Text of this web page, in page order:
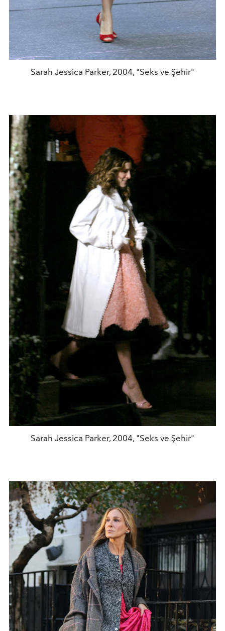
Sarah Jessica Parker, 2004, "Seks ve Şehir"
Sarah Jessica Parker, 2004, "Seks ve Şehir"